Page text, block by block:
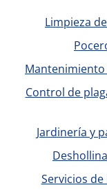
Limpieza
Mantenimiento
Control de
Jardinería y
Servicios de